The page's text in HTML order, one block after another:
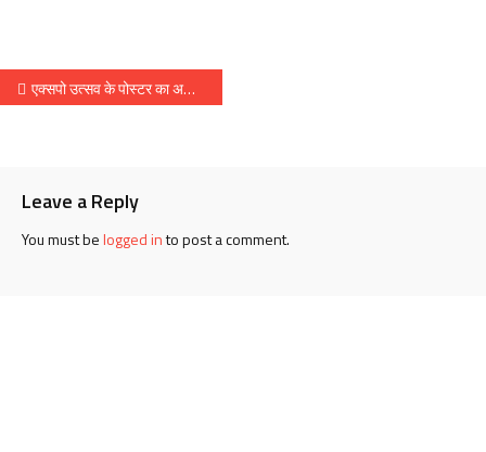
Postएक्सपो उत्सव के पोस्टर का अनावरण
Leave a Reply
You must belogged into post a comment.